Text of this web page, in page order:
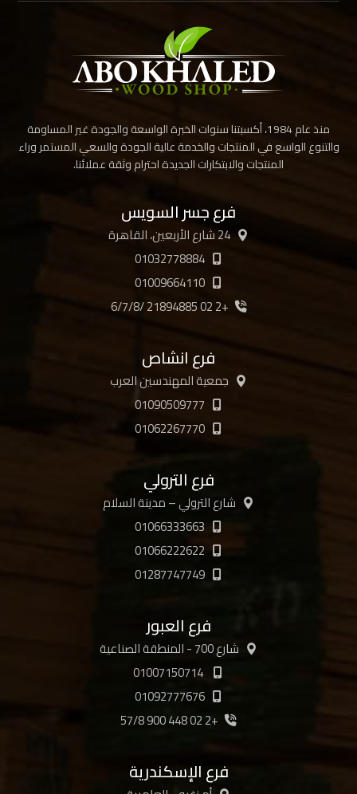
منذ عام 1984، أكسبتنا سنوات الخبرة الواسعة والجودة غير المساومة
والتنوع الواسع في المنتجات والخدمة عالية الجودة والسعي المستمر وراء
المنتجات والابتكارات الجديدة احترام وثقة عملائنا.
فرع جسر السويس
24 شارع الأربعين، القاهرة
01032778884
01009664110
+2 02 21894885 /6/7/8
فرع انشاص
جمعية المهندسين العرب
01090509777
01062267770
فرع الترولي
شارع الترولي – مدينة السلام
01066333663
01066222622
01287747749
فرع العبور
شارع 700 - المنطقة الصناعية
01092777676
+2 02 448 900 57/8
فرع الإسكندرية